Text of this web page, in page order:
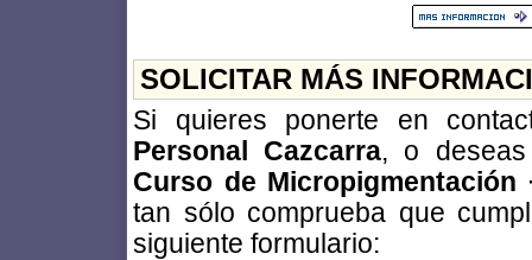
SOLICITAR MÁS
Si quieres ponerte en
Personal Cazcarra, o
Curso de
tan sólo comprueba que
siguiente formulario: